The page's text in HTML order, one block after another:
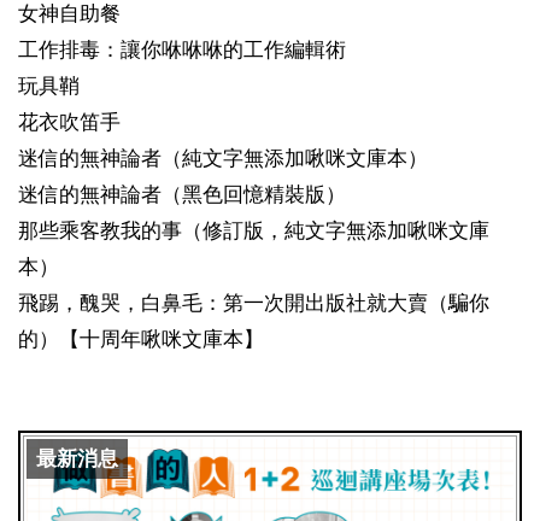
女神自助餐
工作排毒：讓你咻咻咻的工作編輯術
玩具鞘
花衣吹笛手
迷信的無神論者（純文字無添加啾咪文庫本）
迷信的無神論者（黑色回憶精裝版）
那些乘客教我的事（修訂版，純文字無添加啾咪文庫
本）
飛踢，醜哭，白鼻毛：第一次開出版社就大賣（騙你
的）【十周年啾咪文庫本】
最新消息